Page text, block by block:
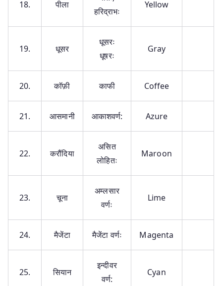
18. पीला
हरिद्राभः
Yellow
19. धूसर
धूसरः
धूषरः
Gray
20. कॉफ़ी काफी Coffee
21. आसमानी आकाशवर्ण: Azure
22. करौंदिया
असित
लोहितः
Maroon
23. चूना
अम्लसार
वर्णः
Lime
24. मैजेंटा मैजेंटा वर्णः Magenta
25. सियान
इन्दीवर
वर्ण:
Cyan